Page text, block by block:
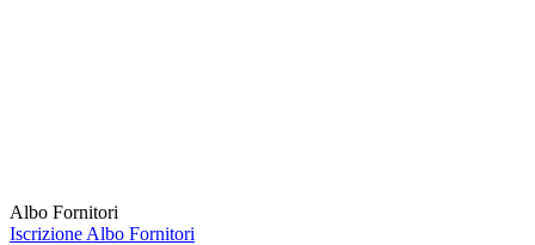
Albo Fornitori
Iscrizione Albo Fornitori